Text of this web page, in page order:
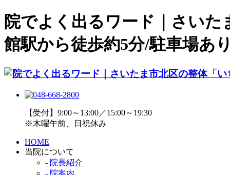
院でよく出るワード｜さい
館駅から徒歩約5分/駐車場あ
【受付】9:00～13:00／15:00～19:30
※木曜午前、日祝休み
HOME
当院について
- 院長紹介
- 院案内